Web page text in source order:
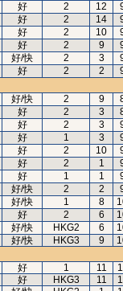
好 2 12
好 2 14
好 2 10
好 2 9
好/快 2 3
好 2 2
好/快 2 9
好 2 3
好 2 3
好 1 3
好 2 10
好 2 1
好 1 1
好/快 2 2
好/快 1 8
好 2 6
好/快 HKG2 6
好/快 HKG3 9
好 1 11
好 HKG3 11